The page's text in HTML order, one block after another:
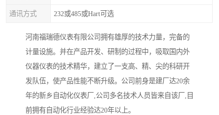
通讯方式 232或485或Hart可选
河南福瑞德仪表有限公司拥有雄厚的技术力量，完备的
计量设施。并在产品开发、研制的过程中，吸取国内外
仪器仪表的技术精华，建立了一支高、精、尖的科研开
发队伍，使产品性能不断升级。公司前身是建厂达20余
年的新乡自动化仪表厂,公司多名技术人员皆来自该厂,目
前拥有自动化行业经验达20年以上。